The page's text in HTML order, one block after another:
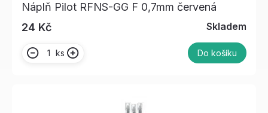
Náplň Pilot RFNS-GG F 0,7mm červená
24 Kč
Skladem
ks Do košíku